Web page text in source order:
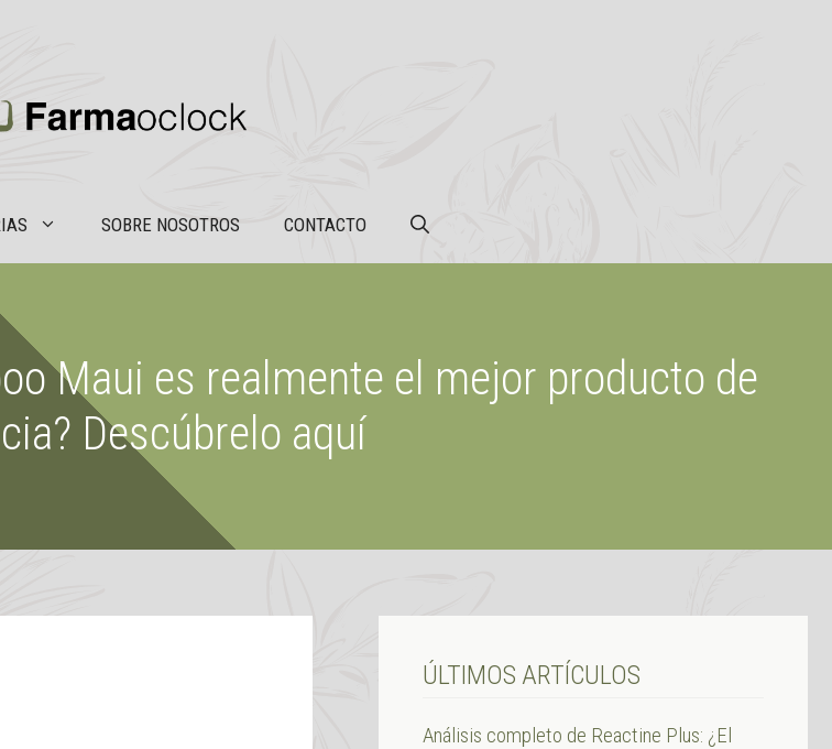
SOBRE NOSOTROS CONTACTO
Maui es realmente el mejor producto de
Descúbrelo aquí
ÚLTIMOS ARTÍCULOS
Análisis completo de Reactine Plus: ¿El